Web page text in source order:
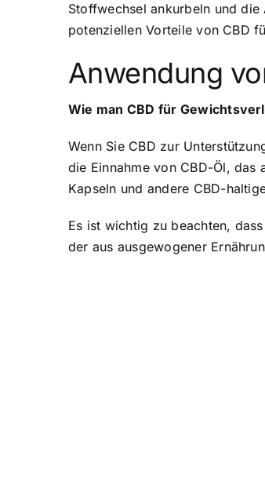
Stoffwechsel ankurbeln und
potenziellen Vorteile von CBD
Anwendung
Wie man CBD für
Wenn Sie CBD zur
die Einnahme von CBD-Öl,
Kapseln und andere CBD-
Es ist wichtig zu beachten,
der aus ausgewogener